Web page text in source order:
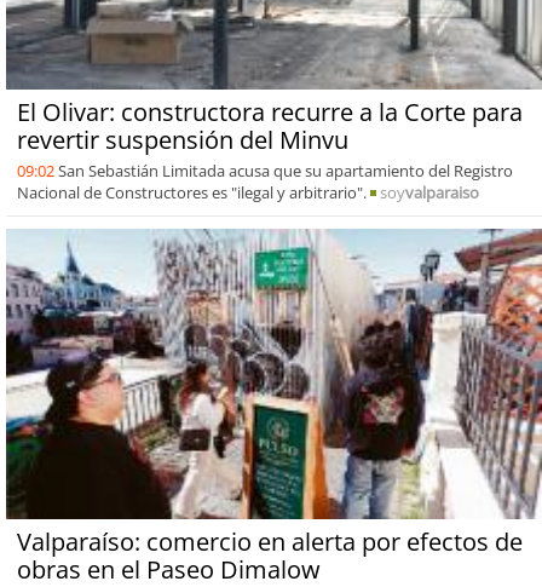
El Olivar: constructora recurre a la Corte para
revertir suspensión del Minvu
09:02San Sebastián Limitada acusa que su apartamiento del Registro
Nacional de Constructores es "ilegal y arbitrario".
soyvalparaiso
Valparaíso: comercio en alerta por efectos de
obras en el Paseo Dimalow